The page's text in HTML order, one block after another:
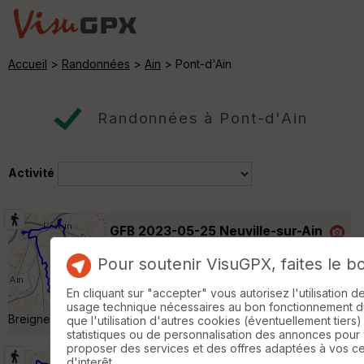
Accueil > Randonnées > Ain > Pont-d'Ain
Randonnées à Pont-d'Ain
Activité
GFB 2023-05-25 Neuville-sur-Ain
Randonnée Pédestre 20 km 410 m
Départ de Neuville-sur-Ain (Eglise) Points de
passage : Bosseron, Chenavel, Jujurieux,
Breignes, Poncin »
Pour soutenir VisuGPX, faites le
En cliquant sur "accepter" vous autorisez l'utilisation
usage technique nécessaires au bon fonctionnement
que l'utilisation d'autres cookies (éventuellement
statistiques ou de personnalisation des annonces pour
proposer des services et des offres adaptées à vos